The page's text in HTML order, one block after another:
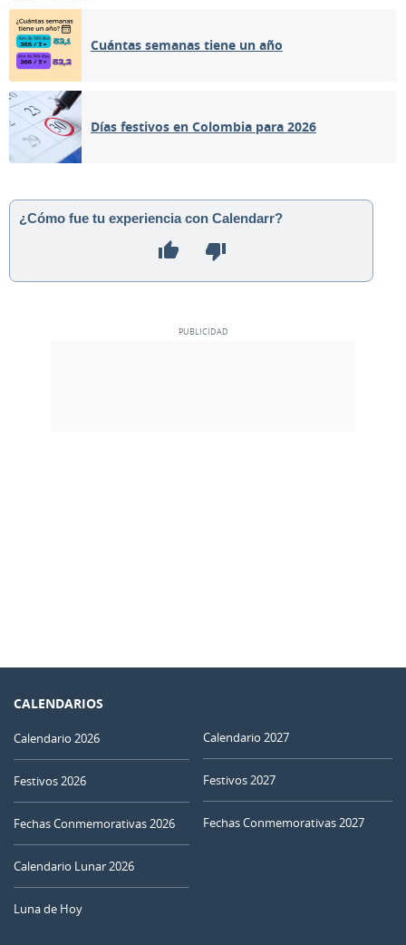
Cuántas semanas tiene un año
Días festivos en Colombia para 2026
¿Cómo fue tu experiencia con Calendarr?
CALENDARIOS
Calendario 2026
Festivos 2026
Fechas Conmemorativas 2026
Calendario Lunar 2026
Luna de Hoy
Calendario 2027
Festivos 2027
Fechas Conmemorativas 2027